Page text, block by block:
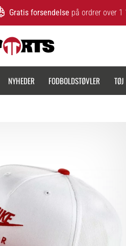
Gratis forsendelse på ordrer over 1
NYHEDER FODBOLDSTØVLER TØJ